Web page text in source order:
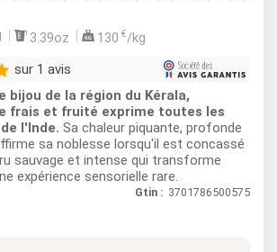
3.39oz 130 €/kg
sur 1 avis
1
0
0
0
bijou de la région du Kérala,
frais et fruité exprime toutes les
l'Inde. Sa chaleur piquante, profonde
sa noblesse lorsqu'il est concassé
sauvage et intense qui transforme
expérience sensorielle rare.
Gtin : 3701786500575